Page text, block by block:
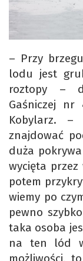
– Przy
lodu jest
roztopy –
Gaśniczej
Kobylarz. –
znajdować
duża
wycięta
potem
wiemy po
pewno
taka osoba
na ten lód